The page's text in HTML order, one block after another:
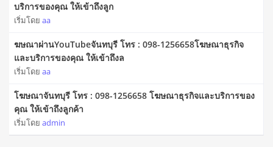
บริการของคุณ ให้เข้าถึงลูก
เริ่มโดย aa
ฆษณาผ่านYouTubeจันทบุรี โทร : 098-1256658โฆษณาธุรกิจ
และบริการของคุณ ให้เข้าถึงล
เริ่มโดย aa
โฆษณาจันทบุรี โทร : 098-1256658 โฆษณาธุรกิจและบริการของ
คุณ ให้เข้าถึงลูกค้า
เริ่มโดย admin